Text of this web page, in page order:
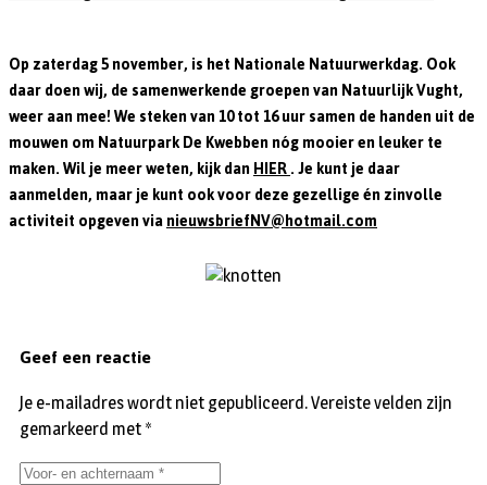
Op zaterdag 5 november, is het Nationale Natuurwerkdag. Ook
daar doen wij, de samenwerkende groepen van Natuurlijk Vught,
weer aan mee! We steken van 10 tot 16 uur samen de handen uit de
mouwen om Natuurpark De Kwebben nóg mooier en leuker te
maken. Wil je meer weten, kijk danHIER. Je kunt je daar
aanmelden, maar je kunt ook voor deze gezellige én zinvolle
activiteit opgeven vianieuwsbriefNV@hotmail.com
Geef een reactie
Je e-mailadres wordt niet gepubliceerd.Vereiste velden zijn
gemarkeerd met *